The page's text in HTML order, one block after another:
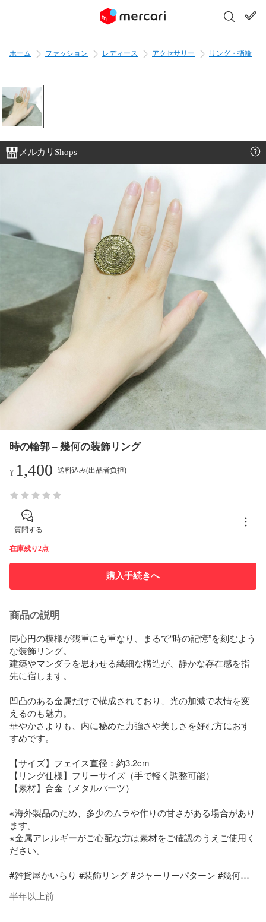
ホーム ファッション レディース アクセサリー リング・指輪
メルカリShops
時の輪郭 – 幾何の装飾リング
¥ 1,400 送料込み(出品者負担)
質問する
在庫残り2点
購入手続きへ
商品の説明
同心円の模様が幾重にも重なり、まるで“時の記憶”を刻むよう
な装飾リング。
建築やマンダラを思わせる繊細な構造が、静かな存在感を指
先に宿します。
凹凸のある金属だけで構成されており、光の加減で表情を変
えるのも魅力。
華やかさよりも、内に秘めた力強さや美しさを好む方におす
すめです。
【サイズ】フェイス直径：約3.2cm
【リング仕様】フリーサイズ（手で軽く調整可能）
【素材】合金（メタルパーツ）
※海外製品のため、多少のムラや作りの甘さがある場合があり
ます。
※金属アレルギーがご心配な方は素材をご確認のうえご使用く
ださい。
#雑貨屋かいらり #装飾リング #ジャーリーパターン #幾何学
半年以上前